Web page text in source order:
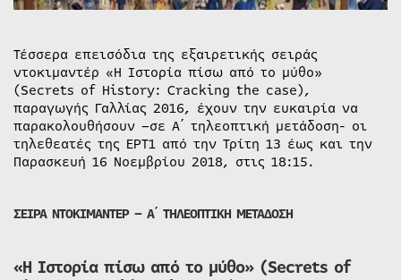
Τέσσερα επεισόδια της εξαιρετικής σειράς
ντοκιμαντέρ «Η Ιστορία πίσω από το μύθο»
(Secrets of History: Cracking the case),
παραγωγής Γαλλίας 2016, έχουν την ευκαιρία να
παρακολουθήσουν –σε Α΄ τηλεοπτική μετάδοση- οι
τηλεθεατές της ΕΡΤ1 από την Τρίτη 13 έως και την
Παρασκευή 16 Νοεμβρίου 2018, στις 18:15.
ΣΕΙΡΑ ΝΤΟΚΙΜΑΝΤΕΡ – Α΄ ΤΗΛΕΟΠΤΙΚΗ ΜΕΤΑΔΟΣΗ
«Η Ιστορία πίσω από το μύθο» (Secrets of